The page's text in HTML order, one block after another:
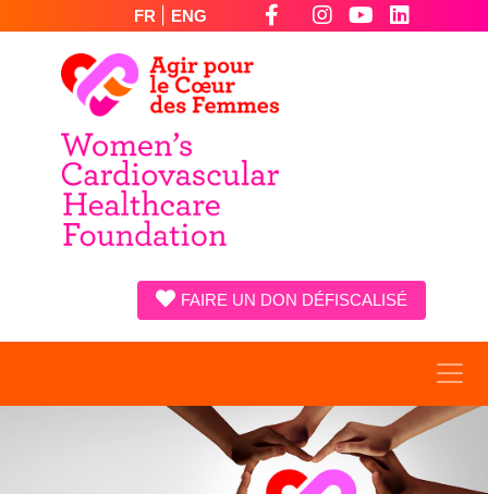
FR ENG
FAIRE UN DON DÉFISCALISÉ